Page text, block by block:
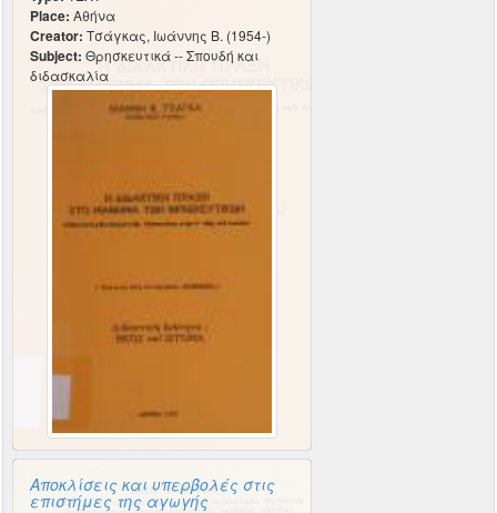
Place: Αθήνα
Creator: Τσάγκας, Ιωάννης Β. (1954-)
Subject: Θρησκευτικά -- Σπουδή και
διδασκαλία
Αποκλίσεις και υπερβολές στις
επιστήμες της αγωγής